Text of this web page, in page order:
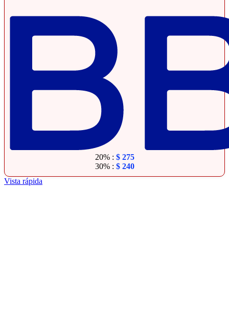
20% : $275
30% : $240
Vista rápida